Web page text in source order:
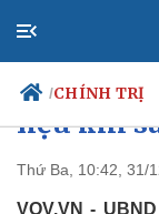
/CHÍNH TRỊ
Chính trị
TPHCM
liệu khi
Thứ Ba, 10:42, 31/
VOV.VN -